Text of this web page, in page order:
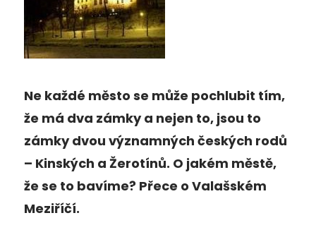
Ne každé město se může pochlubit tím,
že má dva zámky a nejen to, jsou to
zámky dvou významných českých rodů
– Kinských a Žerotínů. O jakém městě,
že se to bavíme? Přece o Valašském
Meziříčí.